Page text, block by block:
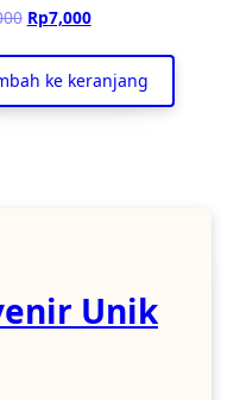
Harga
adalah:
Rp10,000.
Rp7,000Harga
ini
adalah:
Rp7,000.
ke keranjang
Unik